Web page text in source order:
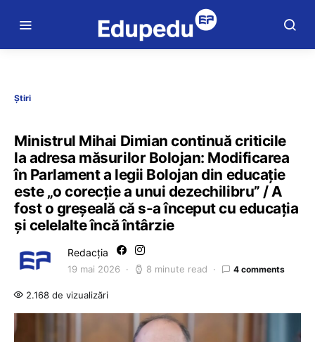
Știri
Ministrul Mihai Dimian continuă criticile
la adresa măsurilor Bolojan: Modificarea
în Parlament a legii Bolojan din educație
este „o corecție a unui dezechilibru” / A
fost o greșeală că s-a început cu educația
și celelalte încă întârzie
Redacția
19 mai 2026 8 minute read 4 comments
2.168 de vizualizări